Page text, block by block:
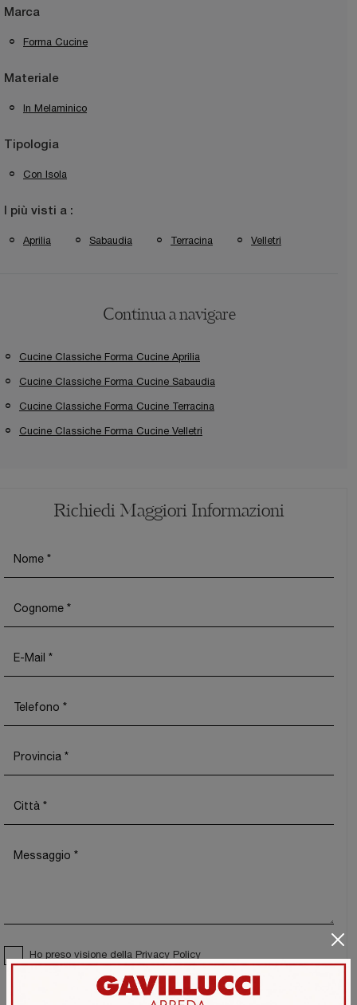
Marca
Forma Cucine
Materiale
In Melaminico
Tipologia
Con Isola
I più visti a :
Aprilia Sabaudia Terracina Velletri
Continua a navigare
Cucine Classiche Forma Cucine Aprilia
Cucine Classiche Forma Cucine Sabaudia
Cucine Classiche Forma Cucine Terracina
Cucine Classiche Forma Cucine Velletri
Richiedi Maggiori Informazioni
Ho preso visione della Privacy Policy